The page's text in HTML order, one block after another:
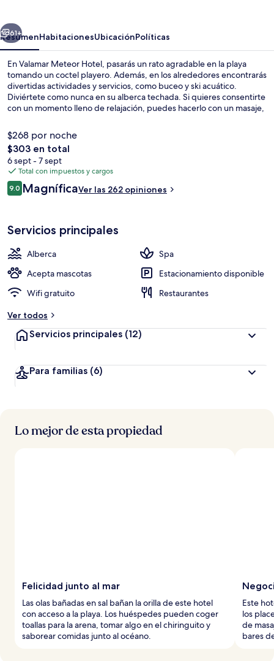
Siguiente
61+
ResumenHabitacionesUbicaciónPolíticas
En Valamar Meteor Hotel, pasarás un rato agradable en la playa
tomando un coctel playero. Además, en los alrededores encontrarás
divertidas actividades y servicios, como buceo y ski acuático.
Diviértete como nunca en su alberca techada. Si quieres consentirte
con un momento lleno de relajación, puedes hacerlo con un masaje,
MEDITERRANEO RESTAURANT sirve cocina local e internacional y
está abierto para el desayuno, la comida y la cena. Destacan sus 2
bares o lounges, su bar junto a la alberca y su sala de fitness. A otros
visitantes les encanta el personal amable.
$268 por noche
El
precio
total
es
de
$303 en total
6 sept - 7 sept
Total con impuestos y cargos
Opiniones
9.09.0 de 10,
MagníficaVer las 262 opiniones
Servicios principales
Alberca
Spa
Acepta mascotas
Estacionamiento disponible
Wifi gratuito
Restaurantes
Ver todos
Servicios principales (12)
Para familias (6)
Lo mejor de esta propiedad
Felicidad junto al mar
Las olas bañadas en sal bañan la orilla de este hotel
con acceso a la playa. Los huéspedes pueden coger
toallas para la arena, tomar algo en el chiringuito y
saborear comidas junto al océano.
Este
los
de
bares